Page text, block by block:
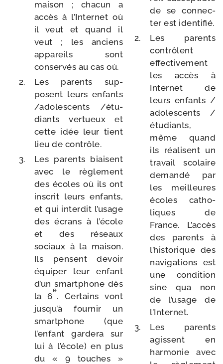
mai­son ; cha­cun a
accès à l’Internet où
il veut et quand il
veut ; les anciens
appa­reils sont
conser­vés au cas où.
Les parents sup­
posent leurs enfants
/​ado­les­cents /​étu­
diants ver­tueux et
cette idée leur tient
lieu de contrôle.
Les parents biaisent
avec le règle­ment
des écoles où ils ont
ins­crit leurs enfants,
et qui inter­dit l’usage
des écrans à l’école
et des réseaux
sociaux à la mai­son.
Ils pensent devoir
équi­per leur enfant
d’un smart­phone dès
la 6
e
. Certains vont
jusqu’à four­nir un
smart­phone (que
l’enfant gar­de­ra sur
lui à l’école) en plus
du « 9 touches »
de se connec­
ter est identifié.
Les parents
contrôlent
effec­ti­ve­ment
les accès à
Internet de
leurs enfants /​
ado­les­cents /​
étu­diants,
même quand
ils réa­lisent un
tra­vail sco­laire
deman­dé par
les meilleures
écoles catho­
liques de
France. L’accès
des parents à
l’historique des
navi­ga­tions est
une condi­tion
sine qua non
de l’usage de
l’Internet.
Les parents
agissent en
har­mo­nie avec